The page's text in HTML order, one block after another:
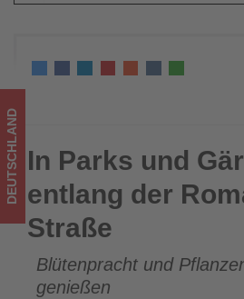
Wissen,
was
im
Tourismus
los
ist!
In Parks und Gärten entlang der
DEUTSCHLAND In Parks und
entlang der
Straße
Blütenpracht und
genießen